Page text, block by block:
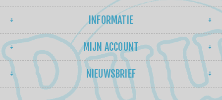
INFORMATIE
MIJN ACCOUNT
NIEUWSBRIEF